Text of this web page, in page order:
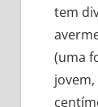
tem
(uma